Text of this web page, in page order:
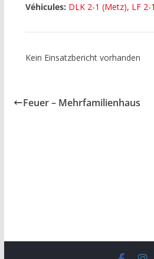
Véhicules: DLK 2-1 (Metz), LF 2-1
Kein Einsatzbericht vorhanden
Feuer – Mehrfamilienhaus